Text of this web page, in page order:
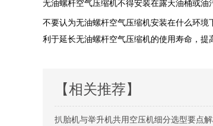
无油螺杆空气压缩机不得安装在露天油桶或油
不要认为无油螺杆空气压缩机安装在什么环
利于延长无油螺杆空气压缩机的使用寿命，提
【相关推荐】
扒胎机与举升机共用空压机细分选型要点